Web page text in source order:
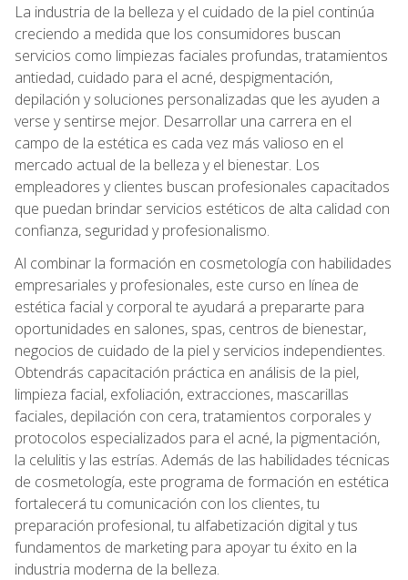
La industria de la belleza y el cuidado de la piel continúa
creciendo a medida que los consumidores buscan
servicios como limpiezas faciales profundas, tratamientos
antiedad, cuidado para el acné, despigmentación,
depilación y soluciones personalizadas que les ayuden a
verse y sentirse mejor. Desarrollar una carrera en el
campo de la estética es cada vez más valioso en el
mercado actual de la belleza y el bienestar. Los
empleadores y clientes buscan profesionales capacitados
que puedan brindar servicios estéticos de alta calidad con
confianza, seguridad y profesionalismo.
Al combinar la formación en cosmetología con habilidades
empresariales y profesionales, este curso en línea de
estética facial y corporal te ayudará a prepararte para
oportunidades en salones, spas, centros de bienestar,
negocios de cuidado de la piel y servicios independientes.
Obtendrás capacitación práctica en análisis de la piel,
limpieza facial, exfoliación, extracciones, mascarillas
faciales, depilación con cera, tratamientos corporales y
protocolos especializados para el acné, la pigmentación,
la celulitis y las estrías. Además de las habilidades técnicas
de cosmetología, este programa de formación en estética
fortalecerá tu comunicación con los clientes, tu
preparación profesional, tu alfabetización digital y tus
fundamentos de marketing para apoyar tu éxito en la
industria moderna de la belleza.